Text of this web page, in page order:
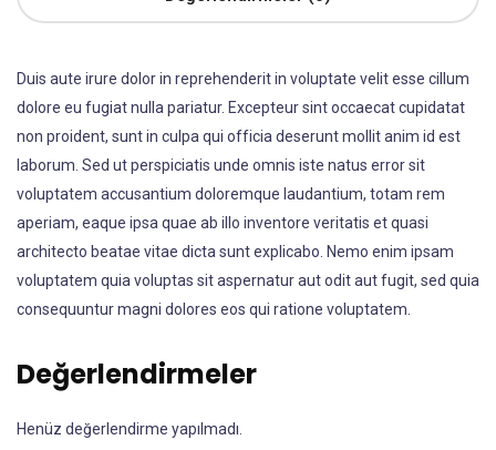
Duis aute irure dolor in reprehenderit in voluptate velit esse cillum
dolore eu fugiat nulla pariatur. Excepteur sint occaecat cupidatat
non proident, sunt in culpa qui officia deserunt mollit anim id est
laborum. Sed ut perspiciatis unde omnis iste natus error sit
voluptatem accusantium doloremque laudantium, totam rem
aperiam, eaque ipsa quae ab illo inventore veritatis et quasi
architecto beatae vitae dicta sunt explicabo. Nemo enim ipsam
voluptatem quia voluptas sit aspernatur aut odit aut fugit, sed quia
consequuntur magni dolores eos qui ratione voluptatem.
Değerlendirmeler
Henüz değerlendirme yapılmadı.